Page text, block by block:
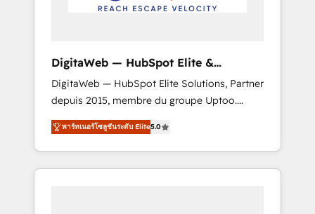
stack for better adoption. 🔹 Custom
Solutions: Build tailored apps, workflows, and
configurations. We are SOC 2 Type II and ISO
27001 certified, reinforcing our commitment
to data security and compliance. At
OneMetric, we help revenue teams focus on
the OneMetric that matters most: revenue.
DigitaWeb — HubSpot Elite &
Intégrations ERP
DigitaWeb — HubSpot Elite Solutions, Partner
depuis 2015, membre du groupe Uptoo.
Nous aidons les ETI et PME B2B à unifier
Marketing, Ventes et Service sur HubSpot
grâce à la Revenue Architecture : alignement
des équipes, pipeline prévisible, croissance
พาร์ทเนอร์โซลูชันระดับ Elite5.0